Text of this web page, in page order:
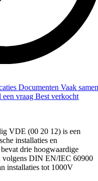
Documenten Vaak samen
een vraag Best verkocht
VDE (00 20 12) is een
installaties en
drie hoogwaardige
DIN EN/IEC 60900
installaties tot 1000V